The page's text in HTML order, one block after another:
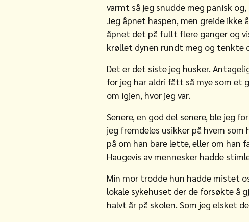
varmt så jeg snudde meg panisk
Jeg åpnet haspen, men greide
åpnet det på fullt flere ganger og
krøllet dynen rundt meg og tenkte
Det er det siste jeg husker.
for jeg har aldri fått så mye som et
om igjen, hvor jeg var.
Senere, en god del senere, ble jeg
jeg fremdeles usikker på hvem
på om han bare lette, eller om han
Haugevis av mennesker hadde
Min mor trodde hun hadde mistet
lokale sykehuset der de forsøkte å
halvt år på skolen. Som jeg elsket